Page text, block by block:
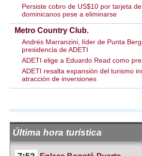
Persiste cobro de US$10 por tarjeta
dominicanos pese a eliminarse
Metro Country Club.
Andrés Marranzini, líder de Punta
presidencia de ADETI
ADETI elige a Eduardo Read como
ADETI resalta expansión del turismo
atracción de inversiones
Última hora turística